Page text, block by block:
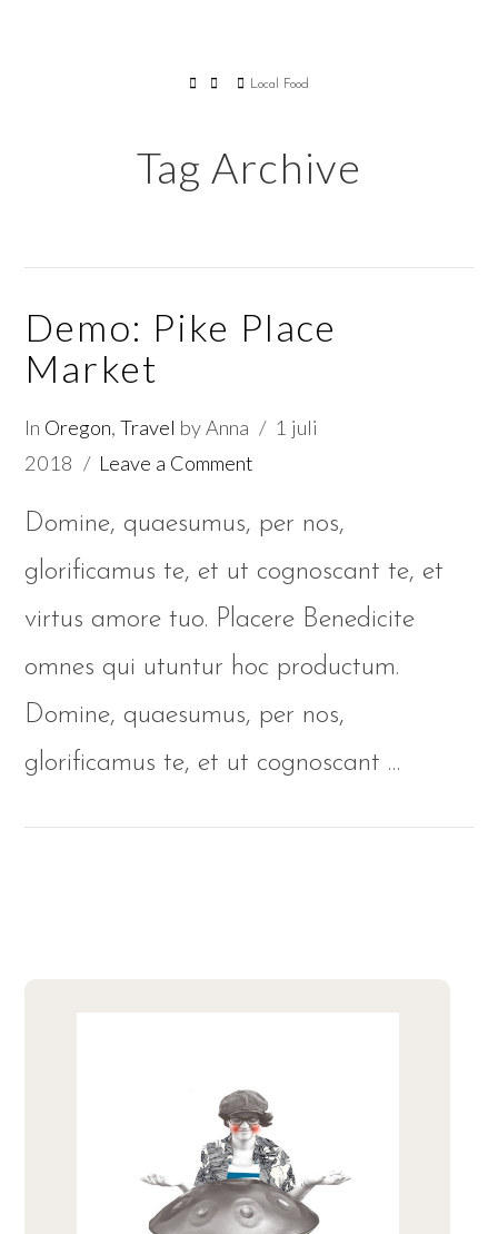
Home Local Food
Tag Archive
Demo: Pike Place
Market
In Oregon,Travel by Anna
1 juli
2018
Leave a Comment
Domine, quaesumus, per nos,
glorificamus te, et ut cognoscant te, et
virtus amore tuo. Placere Benedicite
omnes qui utuntur hoc productum.
Domine, quaesumus, per nos,
glorificamus te, et ut cognoscant …